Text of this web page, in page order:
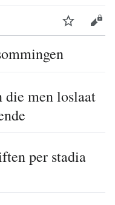
Volgen Bewerken
die men loslaat
per stadia